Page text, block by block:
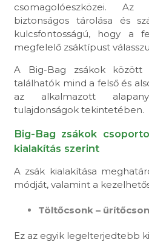
csomagolóeszközei. Az
biztonságos tárolása és
kulcsfontosságú, hogy a
megfelelő zsáktípust
A Big-Bag zsákok között
találhatók mind a felső és
az alkalmazott
tulajdonságok tekintetében.
Big-Bag zsákok
kialakítás szerint
A zsák kialakítása
módját, valamint a
Töltőcsonk –
Ez az egyik legelterjedtebb